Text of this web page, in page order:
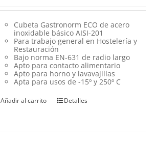
Cubeta Gastronorm ECO de acero
inoxidable básico AISI-201
Para trabajo general en Hostelería y
Restauración
Bajo norma EN-631 de radio largo
Apto para contacto alimentario
Apto para horno y lavavajillas
Apta para usos de -15º y 250º C
Añadir al carrito Detalles